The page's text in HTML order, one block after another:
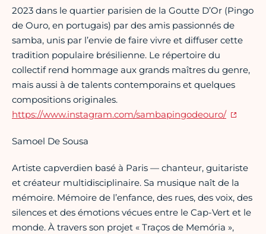
2023 dans le quartier parisien de la Goutte D’Or (Pingo
de Ouro, en portugais) par des amis passionnés de
samba, unis par l’envie de faire vivre et diffuser cette
tradition populaire brésilienne. Le répertoire du
collectif rend hommage aux grands maîtres du genre,
mais aussi à de talents contemporains et quelques
compositions originales.
https://www.instagram.com/sambapingodeouro/
Samoel De Sousa
Artiste capverdien basé à Paris — chanteur, guitariste
et créateur multidisciplinaire. Sa musique naît de la
mémoire. Mémoire de l’enfance, des rues, des voix, des
silences et des émotions vécues entre le Cap-Vert et le
monde. À travers son projet « Traços de Memória »,